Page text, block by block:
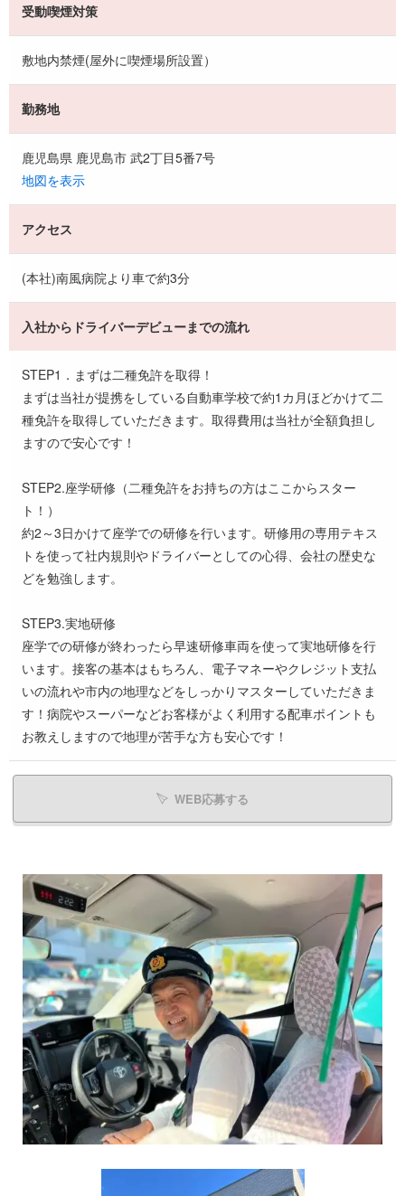
受動喫煙対策
敷地内禁煙(屋外に喫煙場所設置）
勤務地
鹿児島県 鹿児島市 武2丁目5番7号
地図を表示
アクセス
(本社)南風病院より車で約3分
入社からドライバーデビューまでの流れ
STEP1．まずは二種免許を取得！
まずは当社が提携をしている自動車学校で約1カ月ほどかけて二
種免許を取得していただきます。取得費用は当社が全額負担し
ますので安心です！
STEP2.座学研修（二種免許をお持ちの方はここからスター
ト！）
約2～3日かけて座学での研修を行います。研修用の専用テキス
トを使って社内規則やドライバーとしての心得、会社の歴史な
どを勉強します。
STEP3.実地研修
座学での研修が終わったら早速研修車両を使って実地研修を行
います。接客の基本はもちろん、電子マネーやクレジット支払
いの流れや市内の地理などをしっかりマスターしていただきま
す！病院やスーパーなどお客様がよく利用する配車ポイントも
お教えしますので地理が苦手な方も安心です！
WEB応募する